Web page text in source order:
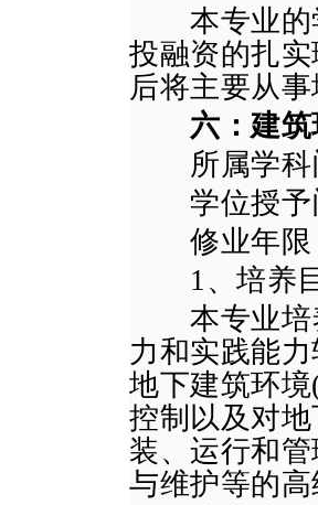
本专业的学
投融资的扎
后将主要从
六：建
所属学科
学位授予
修业年限
1 、培养
本专业培养
力和实践能
地下建筑环境
控制以及对
装、运行和
与维护等的